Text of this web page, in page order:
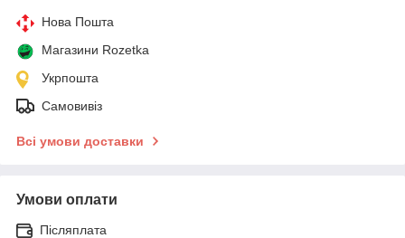
Нова Пошта
Магазини Rozetka
Укрпошта
Самовивіз
Всі умови доставки
Умови оплати
Післяплата